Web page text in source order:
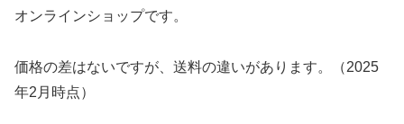
オンラインショップです。
価格の差はないですが、送料の違いがあります。（2025
年2月時点）